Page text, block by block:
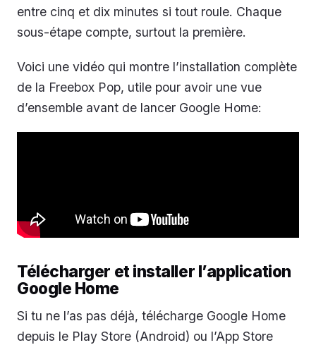
entre cinq et dix minutes si tout roule. Chaque
sous-étape compte, surtout la première.
Voici une vidéo qui montre l’installation complète
de la Freebox Pop, utile pour avoir une vue
d’ensemble avant de lancer Google Home:
Télécharger et installer l’application
Google Home
Si tu ne l’as pas déjà, télécharge Google Home
depuis le Play Store (Android) ou l’App Store